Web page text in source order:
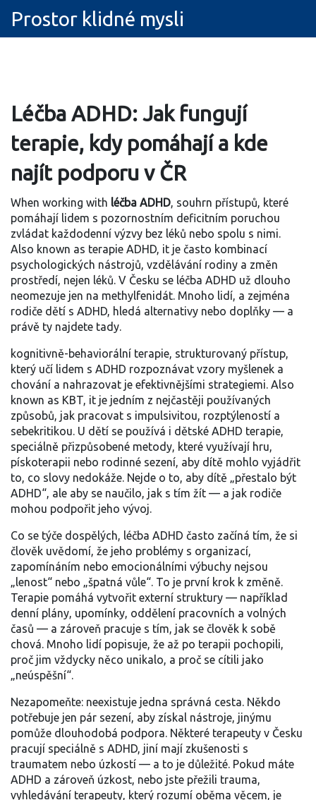
Prostor klidné mysli
Léčba ADHD: Jak fungují
terapie, kdy pomáhají a kde
najít podporu v ČR
When working with léčba ADHD, souhrn přístupů, které
pomáhají lidem s pozornostním deficitním poruchou
zvládat každodenní výzvy bez léků nebo spolu s nimi.
Also known as terapie ADHD, it je často kombinací
psychologických nástrojů, vzdělávání rodiny a změn
prostředí, nejen léků. V Česku se léčba ADHD už dlouho
neomezuje jen na methylfenidát. Mnoho lidí, a zejména
rodiče dětí s ADHD, hledá alternativy nebo doplňky — a
právě ty najdete tady.
kognitivně-behaviorální terapie, strukturovaný přístup,
který učí lidem s ADHD rozpoznávat vzory myšlenek a
chování a nahrazovat je efektivnějšími strategiemi. Also
known as KBT, it je jedním z nejčastěji používaných
způsobů, jak pracovat s impulsivitou, rozptýleností a
sebekritikou. U dětí se používá i dětské ADHD terapie,
speciálně přizpůsobené metody, které využívají hru,
pískoterapii nebo rodinné sezení, aby dítě mohlo vyjádřit
to, co slovy nedokáže. Nejde o to, aby dítě „přestalo být
ADHD“, ale aby se naučilo, jak s tím žít — a jak rodiče
mohou podpořit jeho vývoj.
Co se týče dospělých, léčba ADHD často začíná tím, že si
člověk uvědomí, že jeho problémy s organizací,
zapomínáním nebo emocionálními výbuchy nejsou
„lenost“ nebo „špatná vůle“. To je první krok k změně.
Terapie pomáhá vytvořit externí struktury — například
denní plány, upomínky, oddělení pracovních a volných
časů — a zároveň pracuje s tím, jak se člověk k sobě
chová. Mnoho lidí popisuje, že až po terapii pochopili,
proč jim vždycky něco unikalo, a proč se cítili jako
„neúspěšní“.
Nezapomeňte: neexistuje jedna správná cesta. Někdo
potřebuje jen pár sezení, aby získal nástroje, jinýmu
pomůže dlouhodobá podpora. Některé terapeuty v Česku
pracují speciálně s ADHD, jiní mají zkušenosti s
traumatem nebo úzkostí — a to je důležité. Pokud máte
ADHD a zároveň úzkost, nebo jste přežili trauma,
vyhledávání terapeuty, který rozumí oběma věcem, je